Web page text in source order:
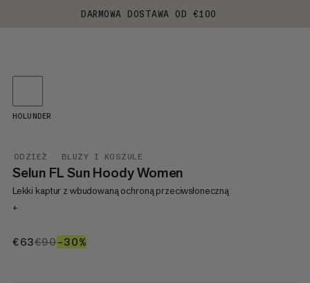
DARMOWA DOSTAWA OD €100
ODZIEŻ BLUZY I KOSZULE
Selun FL Sun Hoody Women
Lekki kaptur z wbudowaną ochroną przeciwsłoneczną
+
€63€63
€90€90
–30%
HOLUNDER